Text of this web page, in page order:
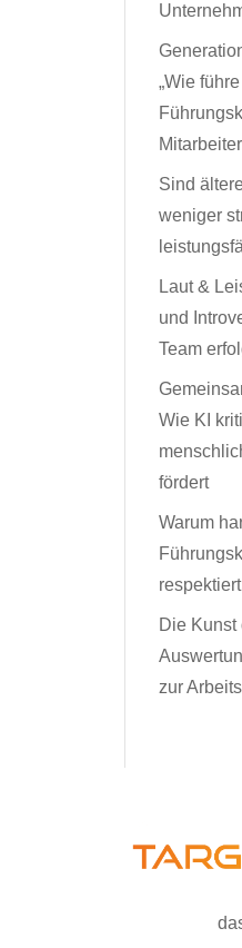
„Wie
Sind
weniger
Laut &
und
Team
Wie KI
fördert
Warum
Die Kunst
zur